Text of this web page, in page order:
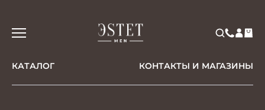
КАТАЛОГ КОНТАКТЫ И МАГАЗИНЫ